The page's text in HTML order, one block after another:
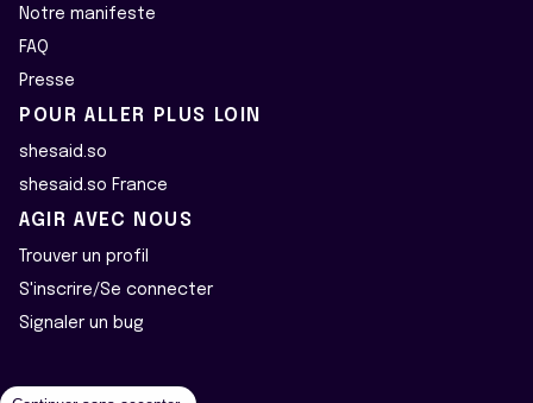
Notre manifeste
FAQ
Presse
POUR ALLER PLUS LOIN
shesaid.so
shesaid.so France
AGIR AVEC NOUS
Trouver un profil
S'inscrire/Se connecter
Signaler un bug